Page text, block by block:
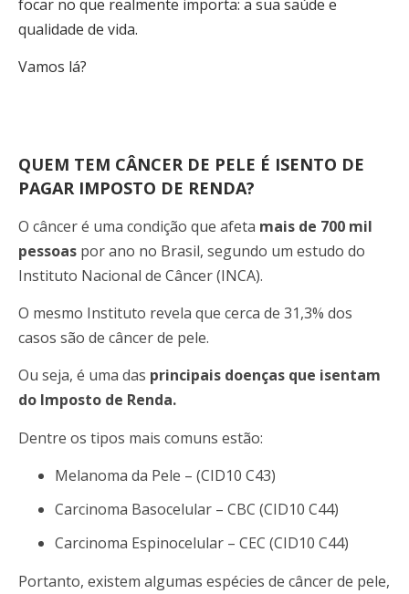
focar no que realmente importa: a sua saúde e
qualidade de vida.
Vamos lá?
QUEM TEM CÂNCER DE PELE É ISENTO DE
PAGAR IMPOSTO DE RENDA?
O câncer é uma condição que afeta mais de 700 mil
pessoas por ano no Brasil, segundo um estudo do
Instituto Nacional de Câncer (INCA).
O mesmo Instituto revela que cerca de 31,3% dos
casos são de câncer de pele.
Ou seja, é uma das principais doenças que isentam
do Imposto de Renda.
Dentre os tipos mais comuns estão:
Melanoma da Pele – (CID10 C43)
Carcinoma Basocelular – CBC (CID10 C44)
Carcinoma Espinocelular – CEC (CID10 C44)
Portanto, existem algumas espécies de câncer de pele,